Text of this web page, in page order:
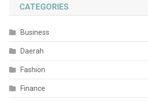
CATEGORIES
Business
Daerah
Fashion
Finance